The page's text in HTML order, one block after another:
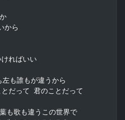
から
ればいい
も誰もが違うから
だって 君のことだって
歌も違うこの世界で